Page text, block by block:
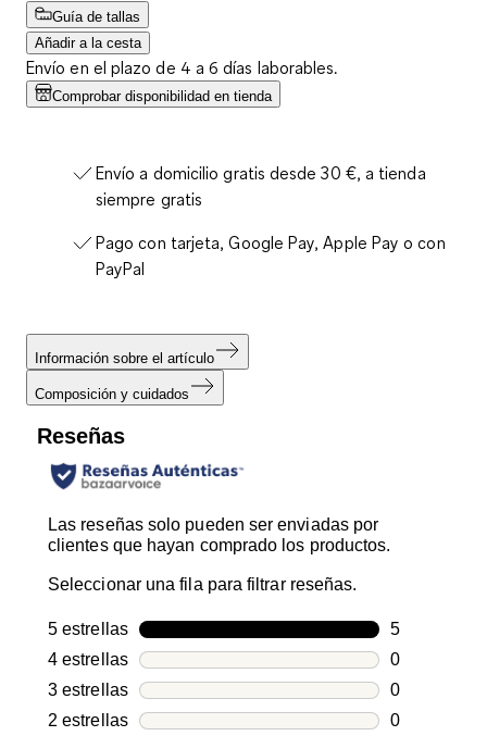
Guía de tallas
Añadir a la cesta
Envío en el plazo de 4 a 6 días laborables.
Comprobar disponibilidad en tienda
Envío a domicilio gratis desde 30 €, a tienda
siempre gratis
Pago con tarjeta, Google Pay, Apple Pay o con
PayPal
Información sobre el artículo
Composición y cuidados
Reseñas
Las reseñas solo pueden ser enviadas por
clientes que hayan comprado los productos.
Seleccionar una fila para filtrar reseñas.
5 estrellasestrellas
5
5 reseñas
4 estrellasestrellas
0
0 reseñas
3 estrellasestrellas
0
0 reseñas
2 estrellasestrellas
0